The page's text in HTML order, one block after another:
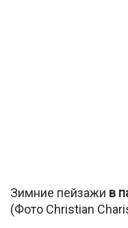
Зимние пейзажи в
(Фото Christian